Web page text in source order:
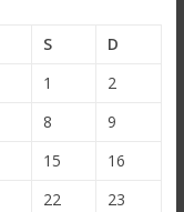
S
D
1
2
8
9
15
16
22
23